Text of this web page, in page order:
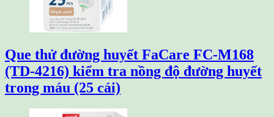
Que thử đường huyết FaCare FC-M168
(TD-4216) kiểm tra nồng độ đường huyết
trong máu (25 cái)